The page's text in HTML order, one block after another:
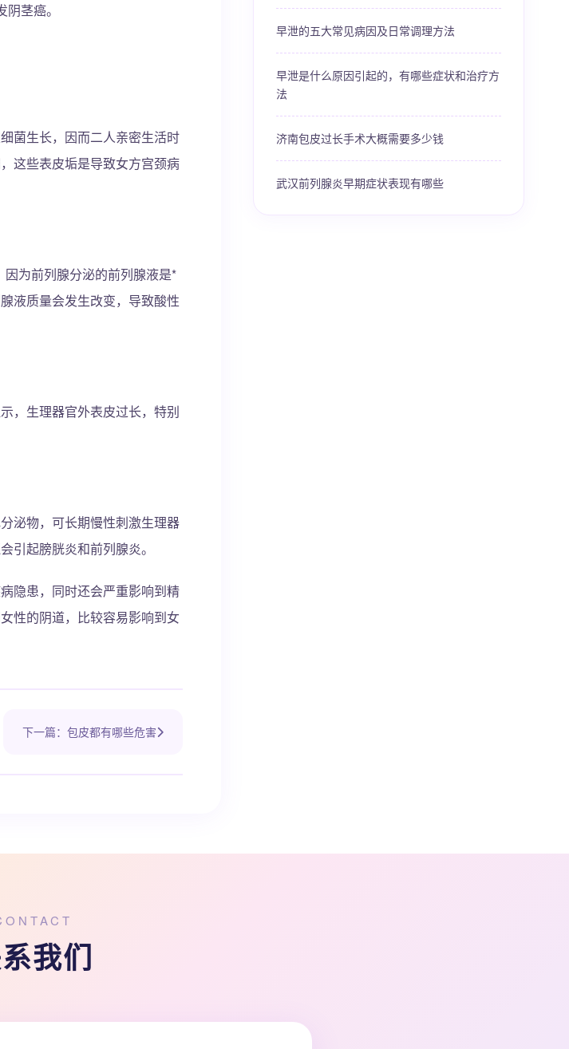
茎癌。
菌生长，因而二人亲密生活时
这些表皮垢是导致女方宫颈病
为前列腺分泌的前列腺液是*
液质量会发生改变，导致酸性
，生理器官外表皮过长，特别
泌物，可长期慢性刺激生理器
引起膀胱炎和前列腺炎。
隐患，同时还会严重影响到精
性的阴道，比较容易影响到女
下一篇：包皮都有哪些危害
早泄的五大常见病因及日常调理方法
早泄是什么原因引起的，有哪些症状和治疗方
法
济南包皮过长手术大概需要多少钱
武汉前列腺炎早期症状表现有哪些
我们